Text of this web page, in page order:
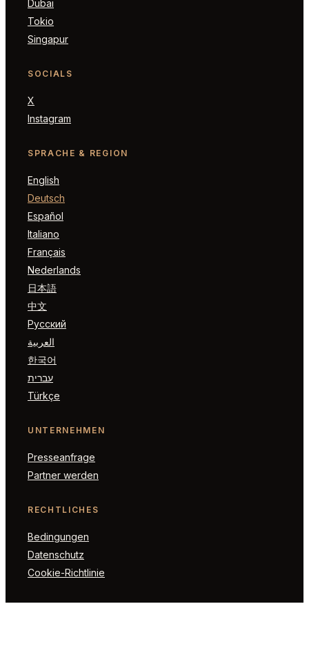
Dubai
Tokio
Singapur
SOCIALS
X
Instagram
SPRACHE & REGION
English
Deutsch
Español
Italiano
Français
Nederlands
日本語
中文
Русский
العربية
한국어
עברית
Türkçe
UNTERNEHMEN
Presseanfrage
Partner werden
RECHTLICHES
Bedingungen
Datenschutz
Cookie-Richtlinie